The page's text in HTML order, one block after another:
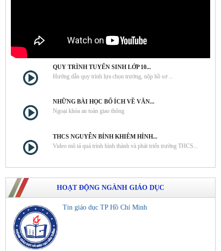
QUY TRÌNH TUYỂN SINH LỚP 10...
Hướng dẫn quy trình lựa chọn trường, nộp hồ sơ ...
NHỮNG BÀI HỌC BỔ ÍCH VỀ VĂN...
Ngoại khóa an toàn giao thông
THCS NGUYỄN BỈNH KHIÊM HÌNH...
Video mô tả quá trình hình thành và phát triển trường THCS...
HOẠT ĐỘNG NGÀNH GIÁO DỤC
Tin giáo dục TP Hồ Chí Minh